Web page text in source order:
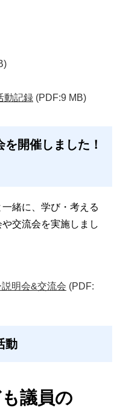
動記録 (PDF:9 MB)
開催しました！
緒に、学び・考える
交流会を実施しまし
明会&交流会 (PDF:
動
議員の